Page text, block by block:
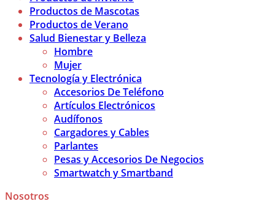
Productos de Mascotas
Productos de Verano
Salud Bienestar y Belleza
Hombre
Mujer
Tecnología y Electrónica
Accesorios De Teléfono
Artículos Electrónicos
Audífonos
Cargadores y Cables
Parlantes
Pesas y Accesorios De Negocios
Smartwatch y Smartband
Nosotros